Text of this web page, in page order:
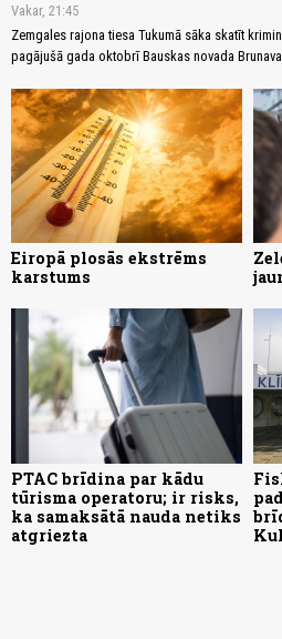
Vakar, 21:45
Zemgales rajona tiesa Tukumā sāka skatīt
pagājušā gada oktobrī Bauskas novada
Eiropā plosās ekstrēms
karstums
PTAC brīdina par kādu
tūrisma operatoru; ir risks,
ka samaksātā nauda netiks
atgriezta